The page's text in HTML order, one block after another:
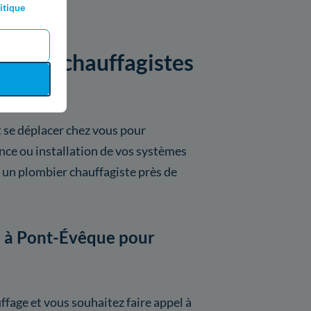
les chauffagistes
déplacer chez vous pour
ou installation de vos systèmes
plombier chauffagiste près de
Pont-Évêque pour
et vous souhaitez faire appel à